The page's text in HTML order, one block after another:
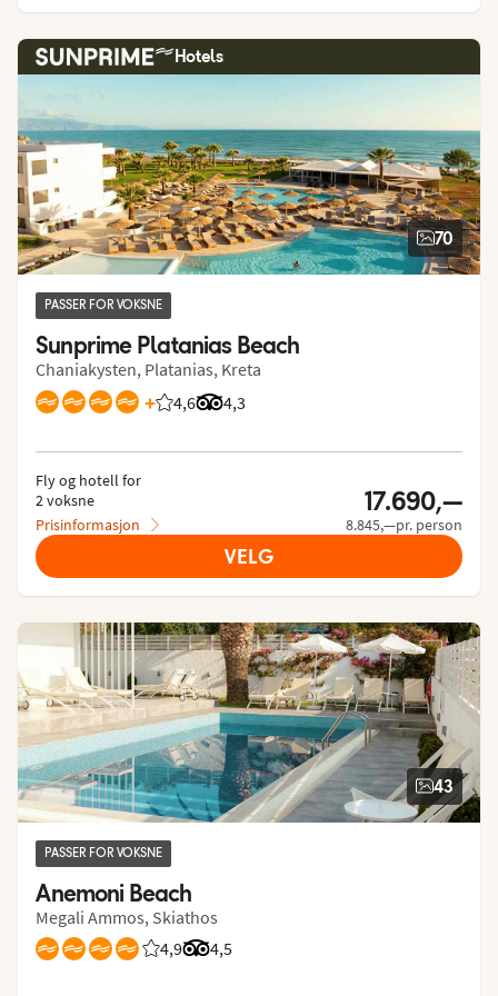
Hotels
70
PASSER FOR VOKSNE
Sunprime Platanias Beach
Chaniakysten, Platanias, Kreta
+ 4,6
Vurdering fra Vings gjester: 4.614/5
4,3
Vurdering fra Tripadvisor: 4.3 of 5
Fly og hotell for
2 voksne
Prisinformasjon
17.690,—
8.845,—pr. person
VELG
43
PASSER FOR VOKSNE
Anemoni Beach
Megali Ammos, Skiathos
4,9
Vurdering fra Vings gjester: 4.856/5
4,5
Vurdering fra Tripadvisor: 4.5 of 5